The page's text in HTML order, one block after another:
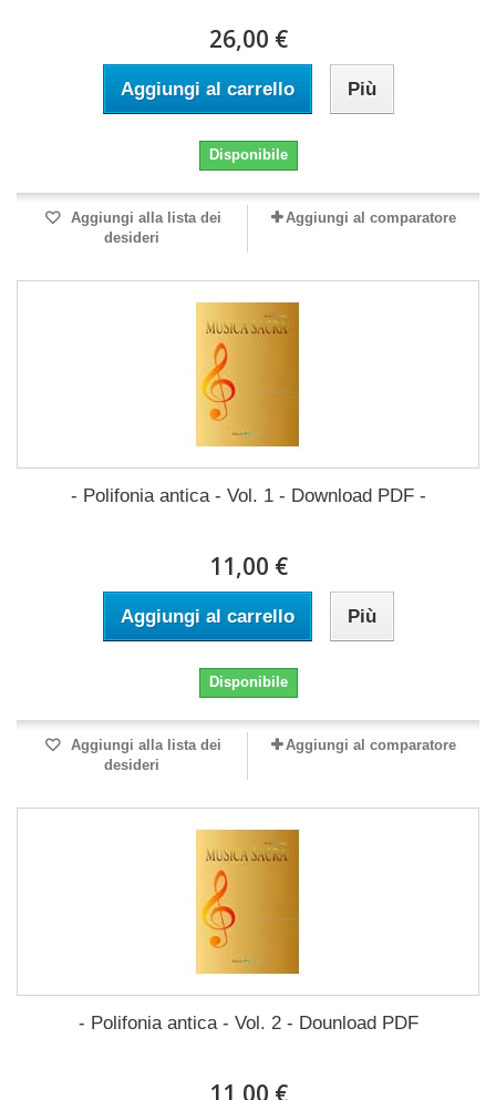
26,00 €
Aggiungi al carrello Più
Disponibile
Aggiungi alla lista dei
desideri
Aggiungi al comparatore
- Polifonia antica - Vol. 1 - Download PDF -
11,00 €
Aggiungi al carrello Più
Disponibile
Aggiungi alla lista dei
desideri
Aggiungi al comparatore
- Polifonia antica - Vol. 2 - Dounload PDF
11,00 €